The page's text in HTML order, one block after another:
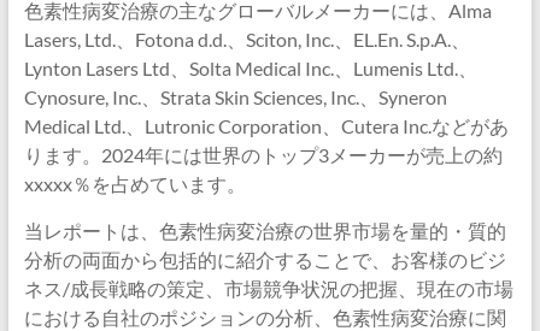
色素性病変治療の主なグローバルメーカーには、Alma
Lasers, Ltd.、Fotona d.d.、Sciton, Inc.、EL.En. S.p.A.、
Lynton Lasers Ltd、Solta Medical Inc.、Lumenis Ltd.、
Cynosure, Inc.、Strata Skin Sciences, Inc.、Syneron
Medical Ltd.、Lutronic Corporation、Cutera Inc.などがあ
ります。2024年には世界のトップ3メーカーが売上の約
xxxxx％を占めています。
当レポートは、色素性病変治療の世界市場を量的・質的
分析の両面から包括的に紹介することで、お客様のビジ
ネス/成長戦略の策定、市場競争状況の把握、現在の市場
における自社のポジションの分析、色素性病変治療に関